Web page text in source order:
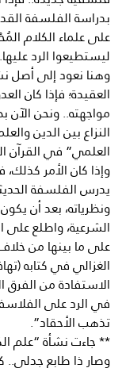
بدراسة الفلسفة
على علماء الكلام
ليستطيعوا الرد
وهنا نعود إلى أصل
العقيدة؛ فإذا كان
مواجهته.. ونحن الآن
النزاع بين الدين
العلمي” في القرآن
وإذا كان الأمر
يدرس الفلسفة
ونظرياته، بعد أن
الشرعية، واطلع على
على ما بينها من
الغزالي في كتابه
الاستفادة من الفرق
في الرد على
تذهب الأحقاد”.
** جاءت نشأة “علم
وصار ذا طابع جدلي..